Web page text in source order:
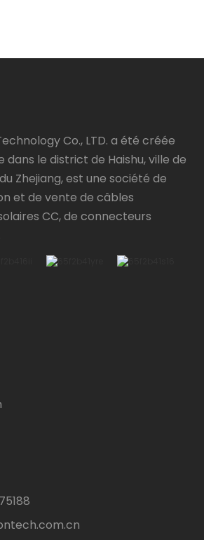
Co., LTD. a été créée
dans le district de Haishu, ville de
Zhejiang, est une société de
et de vente de câbles
CC, de connecteurs